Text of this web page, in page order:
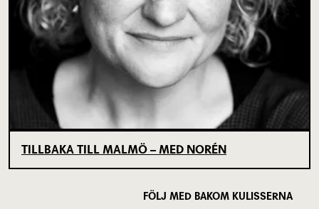
TILLBAKA TILL MALMÖ – MED NORÉN
FÖLJ MED BAKOM KULISSERNA